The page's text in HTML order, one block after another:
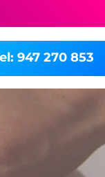
947 270 853